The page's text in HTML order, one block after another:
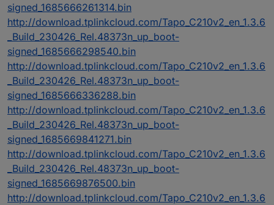
signed_1685666261314.bin
http://download.tplinkcloud.com/Tapo_C210v2_en_1.3.6
_Build_230426_Rel.48373n_up_boot-
signed_1685666298540.bin
http://download.tplinkcloud.com/Tapo_C210v2_en_1.3.6
_Build_230426_Rel.48373n_up_boot-
signed_1685666336288.bin
http://download.tplinkcloud.com/Tapo_C210v2_en_1.3.6
_Build_230426_Rel.48373n_up_boot-
signed_1685669841271.bin
http://download.tplinkcloud.com/Tapo_C210v2_en_1.3.6
_Build_230426_Rel.48373n_up_boot-
signed_1685669876500.bin
http://download.tplinkcloud.com/Tapo_C210v2_en_1.3.6